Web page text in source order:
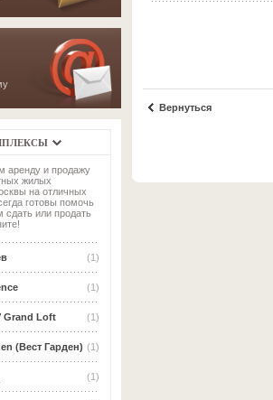
аренду и продажу
жилых
на отличных
готовы помочь
сдать или продать
(1)
(1)
(1)
Grand Loft
(1)
(Вест Гарден)
(1)
Вернуться